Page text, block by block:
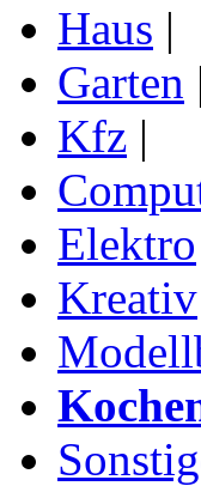
Haus |
Garten |
Kfz |
Elektro
Kreativ